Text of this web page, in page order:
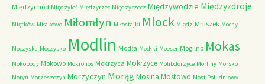
Międzychód Międzyleś Międzyrzec Międzyrzecz Międzywodzie Międzyzdroje
Miętków Miłakowo Miłomłyn Miłostajki Mlock Mlądz Mniszek Mochy
Moczyska Moczysko Modlin Modła Modłki Moeser Mogilno Mokas
Mokobody Mokowo Mokronos Mokrzyca Mokrzyce Molibdorzyce Morliny Morsko
Moryń Morzeszczyn Morzyczyn MorągMosina Mostowo Most Południowy